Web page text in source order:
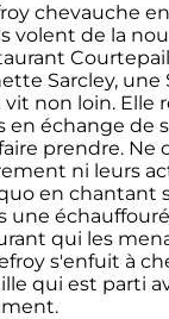
chevauche
volent de la
Sarcley, une
non loin. Elle
en échange de
prendre. Ne
ni leurs
en chantant
une
qui les
s'enfuit à
qui est parti